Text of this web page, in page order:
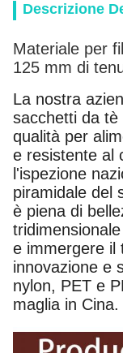
Descrizione
Materiale per
125 mm di
La nostra
sacchetti da
qualità per
e resistente al
l'ispezione
piramidale del
è piena di
e immergere il
innovazione e
nylon, PET e
maglia in Cina.